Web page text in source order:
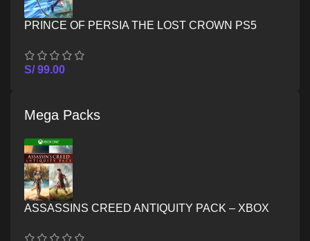
PRINCE OF PERSIA THE LOST CROWN PS5
S/99.00
Mega Packs
ASSASSINS CREED ANTIQUITY PACK – XBOX